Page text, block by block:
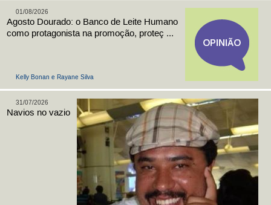
Kelly Bonan e Rayane Silva
01/08/2026
Agosto Dourado: o Banco de Leite Humano
como protagonista na promoção, proteç ...
31/07/2026
Navios no vazio